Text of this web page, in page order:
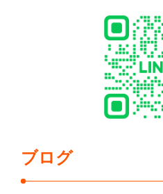
ブログ